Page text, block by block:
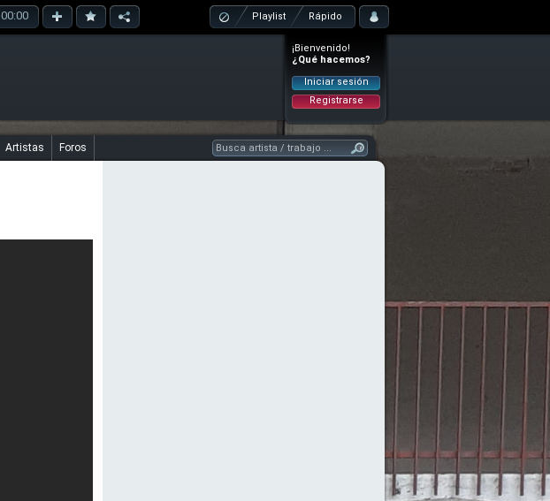
00:00 Playlist Rápido
¡Bienvenido!
¿Qué hacemos?
Iniciar sesión
Registrarse
Artistas Foros